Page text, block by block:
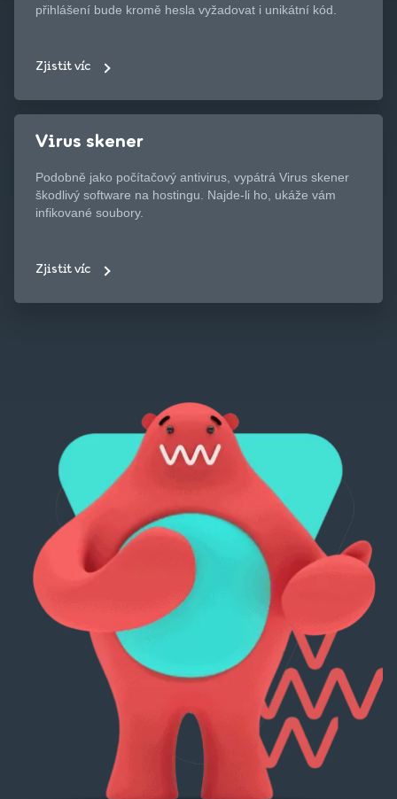
přihlášení bude kromě hesla vyžadovat i unikátní kód.
Zjistit víc
Virus skener
Podobně jako počítačový antivirus, vypátrá Virus skener
škodlivý software na hostingu. Najde-li ho, ukáže vám
infikované soubory.
Zjistit víc